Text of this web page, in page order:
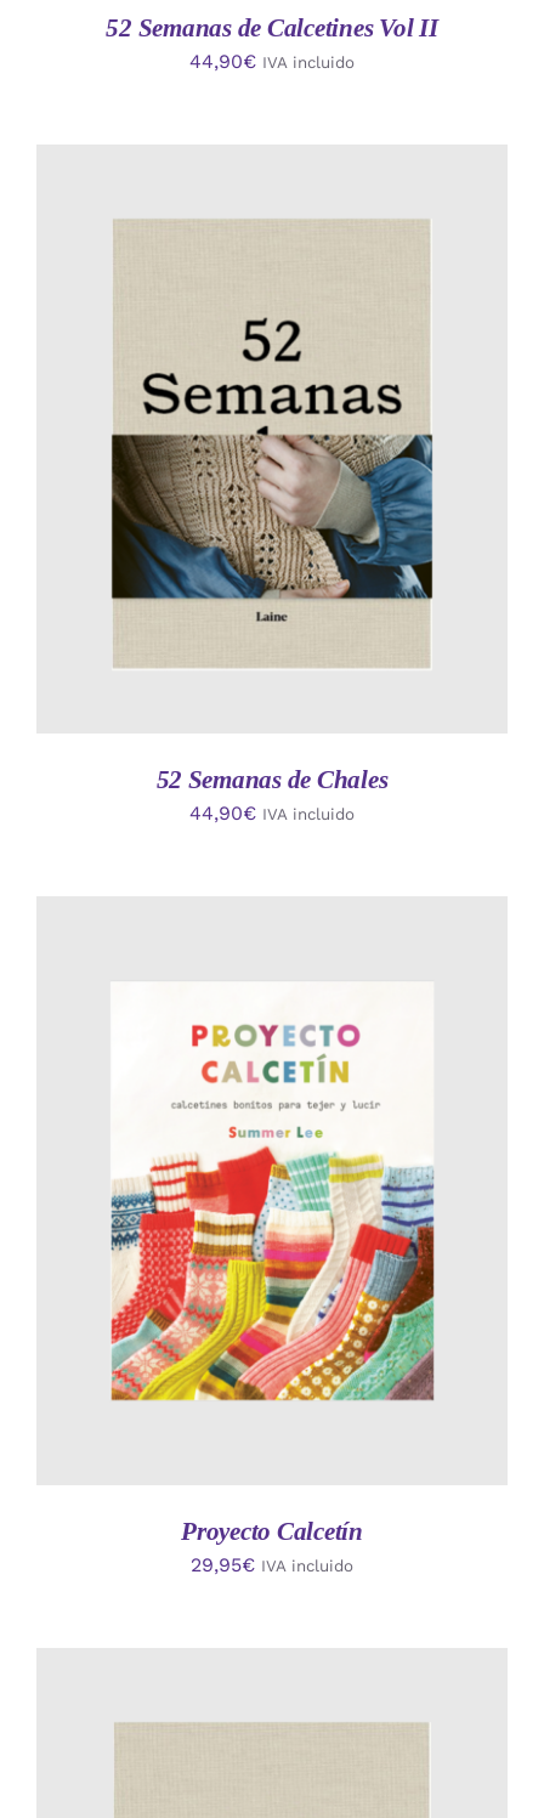
52 Semanas de Calcetines Vol II
44,90€ IVA incluido
AÑADIR AL CARRITO
/
DETALLES
52 Semanas de Chales
44,90€ IVA incluido
AÑADIR AL CARRITO
/
DETALLES
Proyecto Calcetín
29,95€ IVA incluido